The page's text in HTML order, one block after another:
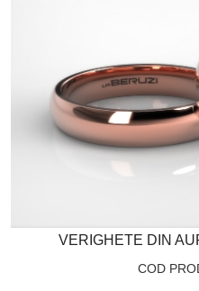
VERIGHETE DIN
COD